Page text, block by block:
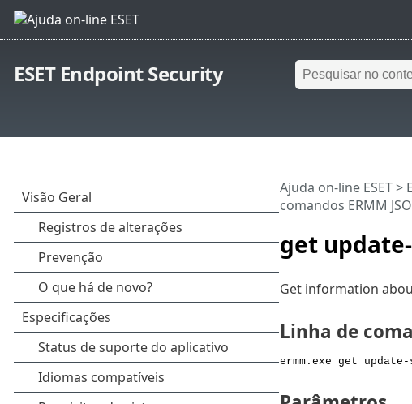
ESET Endpoint Security
get
Ajuda on-line ESET>
comandos ERMM
Get information
Linha de
ermm.exe get